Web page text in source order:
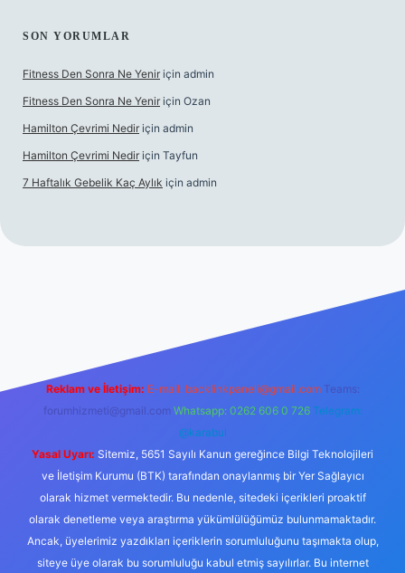
SON YORUMLAR
Fitness Den Sonra Ne Yenir için admin
Fitness Den Sonra Ne Yenir için Ozan
Hamilton Çevrimi Nedir için admin
Hamilton Çevrimi Nedir için Tayfun
7 Haftalık Gebelik Kaç Aylık için admin
Reklam ve İletişim: E-mail: backlinkpaneli@gmail.com Teams:
forumhizmeti@gmail.com Whatsapp: 0262 606 0 726 Telegram:
@karabul
Yasal Uyarı: Sitemiz, 5651 Sayılı Kanun gereğince Bilgi Teknolojileri
ve İletişim Kurumu (BTK) tarafından onaylanmış bir Yer Sağlayıcı
olarak hizmet vermektedir. Bu nedenle, sitedeki içerikleri proaktif
olarak denetleme veya araştırma yükümlülüğümüz bulunmamaktadır.
Ancak, üyelerimiz yazdıkları içeriklerin sorumluluğunu taşımakta olup,
siteye üye olarak bu sorumluluğu kabul etmiş sayılırlar. Bu internet